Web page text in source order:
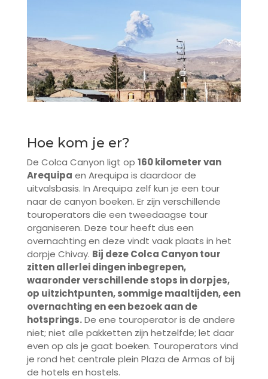
Hoe kom je er?
De Colca Canyon ligt op 160 kilometer van
Arequipa en Arequipa is daardoor de
uitvalsbasis. In Arequipa zelf kun je een tour
naar de canyon boeken. Er zijn verschillende
touroperators die een tweedaagse tour
organiseren. Deze tour heeft dus een
overnachting en deze vindt vaak plaats in het
dorpje Chivay. Bij deze Colca Canyon tour
zitten allerlei dingen inbegrepen,
waaronder verschillende stops in dorpjes,
op uitzichtpunten, sommige maaltijden, een
overnachting en een bezoek aan de
hotsprings.De ene touroperator is de andere
niet; niet alle pakketten zijn hetzelfde; let daar
even op als je gaat boeken. Touroperators vind
je rond het centrale plein Plaza de Armas of bij
de hotels en hostels.